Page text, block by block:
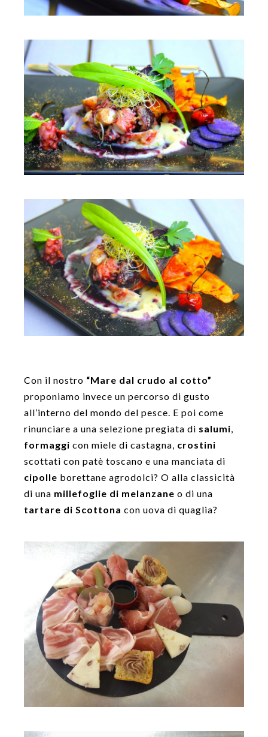
Con il nostro “Mare dal crudo al cotto”
proponiamo invece un percorso di gusto
all’interno del mondo del pesce. E poi come
rinunciare a una selezione pregiata di salumi,
formaggi con miele di castagna, crostini
scottati con patè toscano e una manciata di
cipolle borettane agrodolci? O alla classicità
di una millefoglie di melanzane o di una
tartare di Scottona con uova di quaglia?